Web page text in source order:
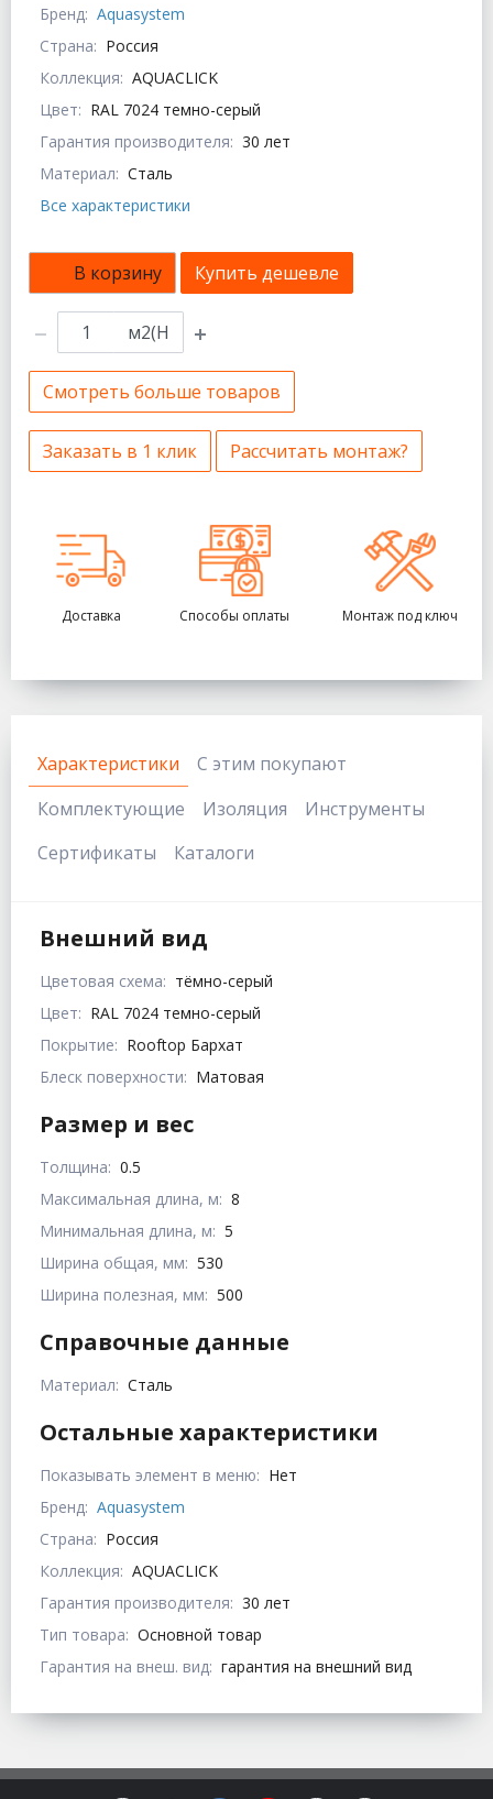
Бренд: Aquasystem
Страна: Россия
Коллекция: AQUACLICK
Цвет: RAL 7024 темно-серый
Гарантия производителя: 30 лет
Материал: Сталь
Все характеристики
В корзину Купить дешевле
м2(Н
Смотреть больше товаров
Заказать в 1 клик Рассчитать монтаж?
Доставка Способы оплаты Монтаж под ключ
Характеристики
С этим покупают
Комплектующие
Изоляция
Инструменты
Сертификаты
Каталоги
Внешний вид
Цветовая схема: тёмно-серый
Цвет: RAL 7024 темно-серый
Покрытие: Rooftop Бархат
Блеск поверхности: Матовая
Размер и вес
Толщина: 0.5
Максимальная длина, м: 8
Минимальная длина, м: 5
Ширина общая, мм: 530
Ширина полезная, мм: 500
Справочные данные
Материал: Сталь
Остальные характеристики
Показывать элемент в меню: Нет
Бренд: Aquasystem
Страна: Россия
Коллекция: AQUACLICK
Гарантия производителя: 30 лет
Тип товара: Основной товар
Гарантия на внеш. вид: гарантия на внешний вид